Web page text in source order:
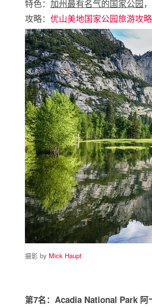
特色： 加州最有名气的国家公园
攻略： 优山美地国家公园旅游攻略
摄影 by Mick Haupt
第7名：Acadia National Park 阿